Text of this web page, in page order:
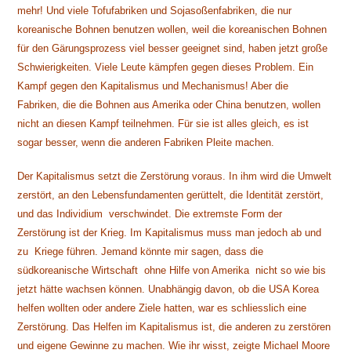
mehr! Und viele Tofufabriken und Sojasoßenfabriken, die nur
koreanische Bohnen benutzen wollen, weil die koreanischen Bohnen
für den Gärungsprozess viel besser geeignet sind, haben jetzt große
Schwierigkeiten. Viele Leute kämpfen gegen dieses Problem. Ein
Kampf gegen den Kapitalismus und Mechanismus! Aber die
Fabriken, die die Bohnen aus Amerika oder China benutzen, wollen
nicht an diesen Kampf teilnehmen. Für sie ist alles gleich, es ist
sogar besser, wenn die anderen Fabriken Pleite machen.
Der Kapitalismus setzt die Zerstörung voraus. In ihm wird die Umwelt
zerstört, an den Lebensfundamenten gerüttelt, die Identität zerstört,
und das Individium verschwindet. Die extremste Form der
Zerstörung ist der Krieg. Im Kapitalismus muss man jedoch ab und
zu Kriege führen. Jemand könnte mir sagen, dass die
südkoreanische Wirtschaft ohne Hilfe von Amerika nicht so wie bis
jetzt hätte wachsen können. Unabhängig davon, ob die USA Korea
helfen wollten oder andere Ziele hatten, war es schliesslich eine
Zerstörung. Das Helfen im Kapitalismus ist, die anderen zu zerstören
und eigene Gewinne zu machen. Wie ihr wisst, zeigte Michael Moore